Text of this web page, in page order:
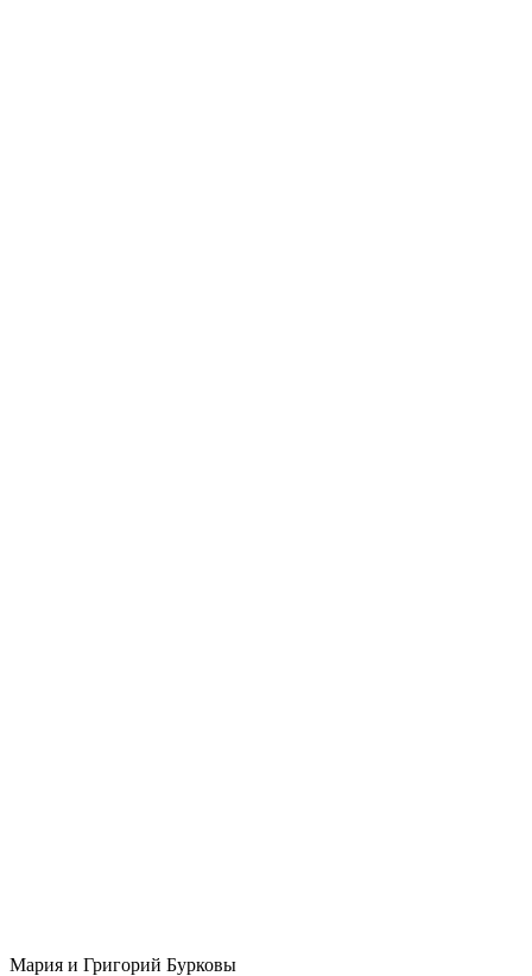
Мария и Григорий Бурковы